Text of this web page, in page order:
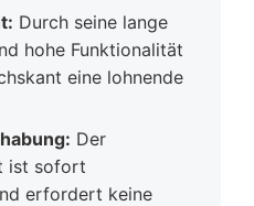
Durch seine lange
hohe Funktionalität
eine lohnende
Der
ist sofort
erfordert keine